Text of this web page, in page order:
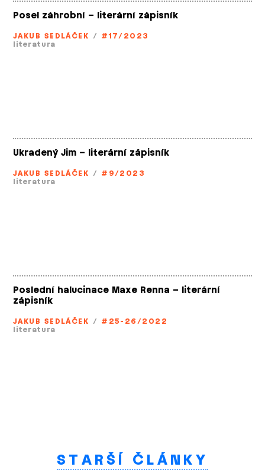
Posel záhrobní – literární zápisník
JAKUB SEDLÁČEK / #17/2023
literatura
Ukradený Jim – literární zápisník
JAKUB SEDLÁČEK / #9/2023
literatura
Poslední halucinace Maxe Renna – literární
zápisník
JAKUB SEDLÁČEK / #25-26/2022
literatura
STARŠÍ ČLÁNKY